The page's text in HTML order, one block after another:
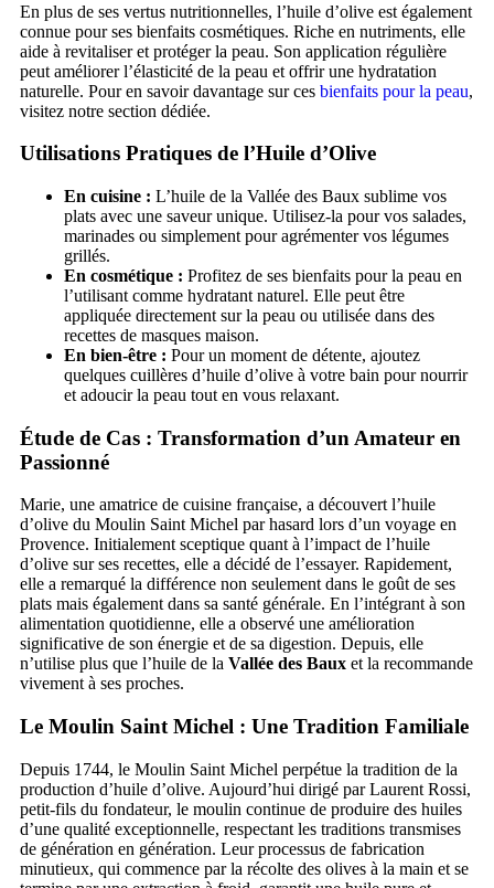
En plus de ses vertus nutritionnelles, l’huile d’olive est également
connue pour ses bienfaits cosmétiques. Riche en nutriments, elle
aide à revitaliser et protéger la peau. Son application régulière
peut améliorer l’élasticité de la peau et offrir une hydratation
naturelle. Pour en savoir davantage sur ces bienfaits pour la peau,
visitez notre section dédiée.
Utilisations Pratiques de l’Huile d’Olive
En cuisine : L’huile de la Vallée des Baux sublime vos
plats avec une saveur unique. Utilisez-la pour vos salades,
marinades ou simplement pour agrémenter vos légumes
grillés.
En cosmétique : Profitez de ses bienfaits pour la peau en
l’utilisant comme hydratant naturel. Elle peut être
appliquée directement sur la peau ou utilisée dans des
recettes de masques maison.
En bien-être : Pour un moment de détente, ajoutez
quelques cuillères d’huile d’olive à votre bain pour nourrir
et adoucir la peau tout en vous relaxant.
Étude de Cas : Transformation d’un Amateur en
Passionné
Marie, une amatrice de cuisine française, a découvert l’huile
d’olive du Moulin Saint Michel par hasard lors d’un voyage en
Provence. Initialement sceptique quant à l’impact de l’huile
d’olive sur ses recettes, elle a décidé de l’essayer. Rapidement,
elle a remarqué la différence non seulement dans le goût de ses
plats mais également dans sa santé générale. En l’intégrant à son
alimentation quotidienne, elle a observé une amélioration
significative de son énergie et de sa digestion. Depuis, elle
n’utilise plus que l’huile de la Vallée des Baux et la recommande
vivement à ses proches.
Le Moulin Saint Michel : Une Tradition Familiale
Depuis 1744, le Moulin Saint Michel perpétue la tradition de la
production d’huile d’olive. Aujourd’hui dirigé par Laurent Rossi,
petit-fils du fondateur, le moulin continue de produire des huiles
d’une qualité exceptionnelle, respectant les traditions transmises
de génération en génération. Leur processus de fabrication
minutieux, qui commence par la récolte des olives à la main et se